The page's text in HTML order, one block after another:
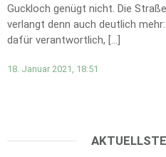
Guckloch genügt nicht. Die
verlangt denn auch deutlich
dafür verantwortlich, […]
18. Januar 2021, 18:51